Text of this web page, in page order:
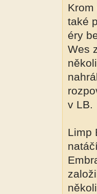
také
éry
Wes
v LB.
Limp